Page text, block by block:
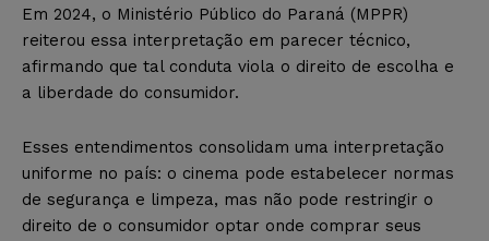
Em 2024, o Ministério Público do Paraná (MPPR)
reiterou essa interpretação em parecer técnico,
afirmando que tal conduta viola o direito de escolha e
a liberdade do consumidor.
Esses entendimentos consolidam uma interpretação
uniforme no país: o cinema pode estabelecer normas
de segurança e limpeza, mas não pode restringir o
direito de o consumidor optar onde comprar seus